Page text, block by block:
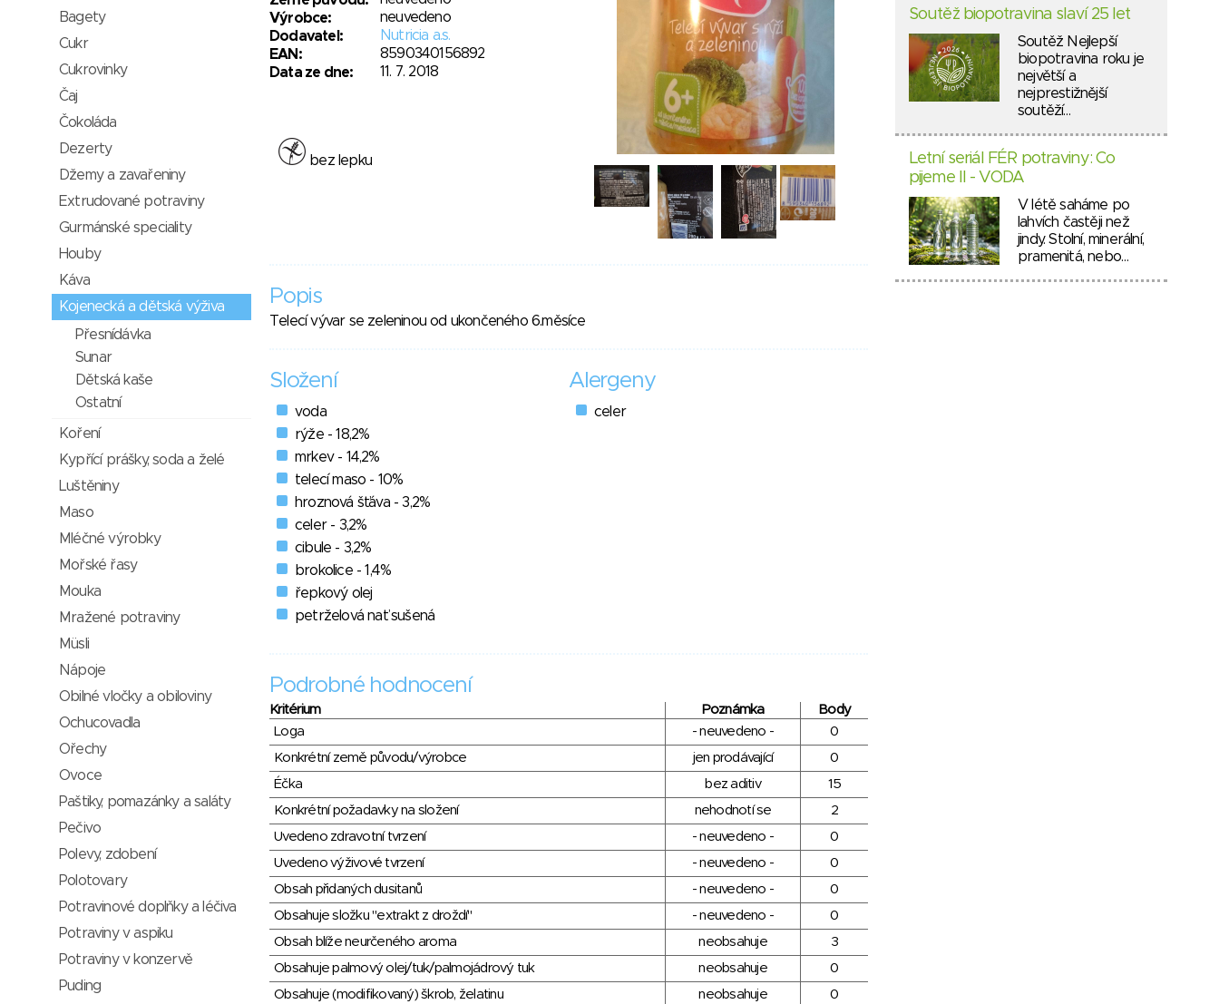
Výrobce:
neuvedeno
Dodavatel:
Nutricia a.s.
EAN:
8590340156892
Data ze dne:
11. 7. 2018
bez lepku
Popis
Telecí vývar se zeleninou od ukončeného 6.měsíce
Složení
voda
rýže - 18,2%
mrkev - 14,2%
telecí maso - 10%
hroznová šťáva - 3,2%
celer - 3,2%
cibule - 3,2%
brokolice - 1,4%
řepkový olej
petrželová nať sušená
Alergeny
celer
Podrobné hodnocení
Kritérium Poznámka
Body
Loga
- neuvedeno -
0
Konkrétní země původu/výrobce
jen prodávající
0
Éčka
bez aditiv
15
Konkrétní požadavky na složení
nehodnotí se
2
Uvedeno zdravotní tvrzení
- neuvedeno -
0
Uvedeno výživové tvrzení
- neuvedeno -
0
Obsah přidaných dusitanů
- neuvedeno -
0
Obsahuje složku "extrakt z droždí"
- neuvedeno -
0
Obsah blíže neurčeného aroma
neobsahuje
3
Obsahuje palmový olej/tuk/palmojádrový tuk
neobsahuje
0
Obsahuje (modifikovaný) škrob, želatinu
neobsahuje 0
Bagety
Cukr
Cukrovinky
Čaj
Čokoláda
Dezerty
Džemy a zavařeniny
Extrudované potraviny
Gurmánské speciality
Houby
Káva
Kojenecká a dětská výživa
Přesnídávka
Sunar
Dětská kaše
Ostatní
Koření
Kypřící prášky, soda a želé
Luštěniny
Maso
Mléčné výrobky
Mořské řasy
Mouka
Mražené potraviny
Müsli
Nápoje
Obilné vločky a obiloviny
Ochucovadla
Ořechy
Ovoce
Paštiky, pomazánky a saláty
Pečivo
Polevy, zdobení
Polotovary
Potravinové doplňky a léčiva
Potraviny v aspiku
Potraviny v konzervě
Puding
Soutěž biopotravina slaví 25 let
Soutěž Nejlepší
biopotravina roku je
největší a
nejprestižnější
soutěží…
Letní seriál FÉR potraviny: Co
pijeme II - VODA
V létě saháme po
lahvích častěji než
jindy. Stolní, minerální,
pramenitá, nebo…